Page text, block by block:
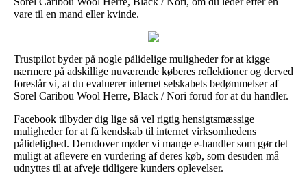
vare til en mand eller kvinde.
Trustpilot byder på nogle pålidelige muligheder for at kigge
nærmere på adskillige nuværende køberes reflektioner og derved
foreslår vi, at du evaluerer internet selskabets bedømmelser af
Sorel Caribou Wool Herre, Black / Nori forud for at du handler.
Facebook tilbyder dig lige så vel rigtig hensigtsmæssige
muligheder for at få kendskab til internet virksomhedens
pålidelighed. Derudover møder vi mange e-handler som gør det
muligt at aflevere en vurdering af deres køb, som desuden må
udnyttes til at afveje tidligere kunders oplevelser.